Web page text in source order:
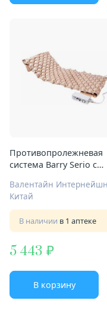
Противопролежневая
система Barry Serio с
(200х90х7)
Китай
В наличии в 1 аптеке
5 443
В корзину